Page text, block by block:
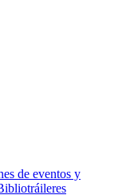
de eventos y